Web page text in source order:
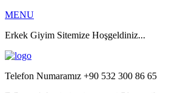
MENU
Erkek Giyim Sitemize Hoşgeldiniz...
Telefon Numaramız +90 532 300 86 65